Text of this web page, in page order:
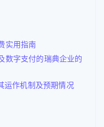
实用指南
数字支付的瑞典企业的
运作机制及预期情况